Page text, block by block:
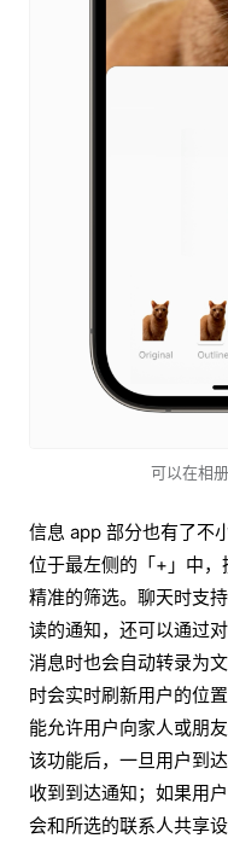
可以在相
信息 app 部分也有了不
位于最左侧的「+」中
精准的筛选。聊天时支
读的通知，还可以通过
消息时也会自动转录为
时会实时刷新用户的位
能允许用户向家人或朋
该功能后，一旦用户到
收到到达通知；如果用
会和所选的联系人共享